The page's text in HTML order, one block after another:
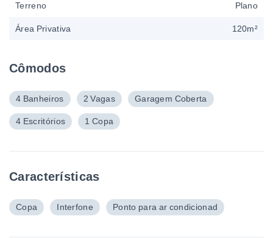
Cômodos
4 Banheiros 2 Vagas Garagem Coberta
4 Escritórios 1 Copa
Características
Copa Interfone Ponto para ar condicionad
Terreno Plano
Área Privativa 120m²